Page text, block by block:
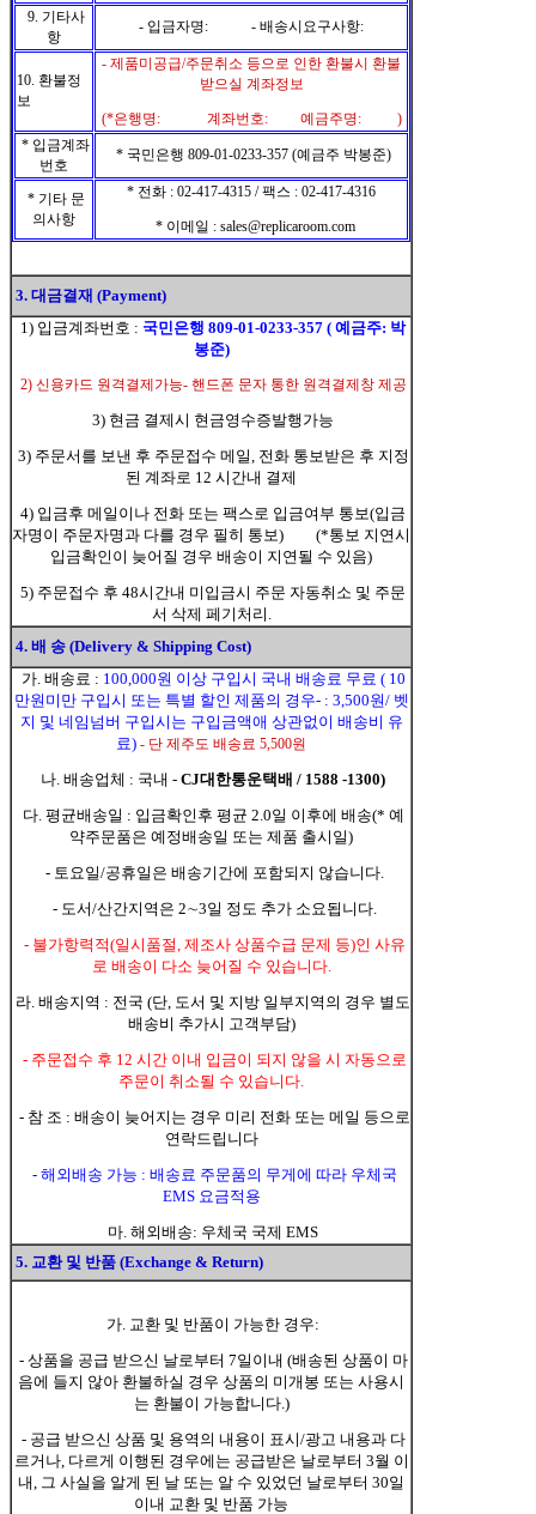
9. 기타사
항
- 입금자명: - 배송시요구사항:
10. 환불정
보
- 제품미공급/주문취소 등으로 인한 환불시 환불
받으실 계좌정보
(*은행명: 계좌번호: 예금주명: )
* 입금계좌
번호
* 국민은행 809-01-0233-357 (예금주 박봉준)
* 기타 문
의사항
* 전화 : 02-417-4315 / 팩스 : 02-417-4316
* 이메일 : sales@replicaroom.com
3. 대금결재 (Payment)
1) 입금계좌번호 : 국민은행 809-01-0233-357 ( 예금주: 박
봉준)
2) 신용카드 원격결제가능- 핸드폰 문자 통한 원격결제창 제공
3) 현금 결제시 현금영수증발행가능
3) 주문서를 보낸 후 주문접수 메일, 전화 통보받은 후 지정
된 계좌로 12 시간내 결제
4) 입금후 메일이나 전화 또는 팩스로 입금여부 통보(입금
자명이 주문자명과 다를 경우 필히 통보) (*통보 지연시
입금확인이 늦어질 경우 배송이 지연될 수 있음)
5) 주문접수 후 48시간내 미입금시 주문 자동취소 및 주문
서 삭제 페기처리.
4. 배 송 (Delivery & Shipping Cost)
가. 배송료 : 100,000원 이상 구입시 국내 배송료 무료 ( 10
만원미만 구입시 또는 특별 할인 제품의 경우- : 3,500원/ 벳
지 및 네임넘버 구입시는 구입금액애 상관없이 배송비 유
료) - 단 제주도 배송료 5,500원
나. 배송업체 : 국내 - CJ대한통운택배 / 1588 -1300)
다. 평균배송일 : 입금확인후 평균 2.0일 이후에 배송(* 예
약주문품은 예정배송일 또는 제품 출시일)
- 토요일/공휴일은 배송기간에 포함되지 않습니다.
- 도서/산간지역은 2∼3일 정도 추가 소요됩니다.
- 불가항력적(일시품절, 제조사 상품수급 문제 등)인 사유
로 배송이 다소 늦어질 수 있습니다.
라. 배송지역 : 전국 (단, 도서 및 지방 일부지역의 경우 별도
배송비 추가시 고객부담)
- 주문접수 후 12 시간 이내 입금이 되지 않을 시 자동으로
주문이 취소될 수 있습니다.
- 참 조 : 배송이 늦어지는 경우 미리 전화 또는 메일 등으로
연락드립니다
- 해외배송 가능 : 배송료 주문품의 무게에 따라 우체국
EMS 요금적용
마. 해외배송: 우체국 국제 EMS
5. 교환 및 반품 (Exchange & Return)
가. 교환 및 반품이 가능한 경우:
- 상품을 공급 받으신 날로부터 7일이내 (배송된 상품이 마
음에 들지 않아 환불하실 경우 상품의 미개봉 또는 사용시
는 환불이 가능합니다.)
- 공급 받으신 상품 및 용역의 내용이 표시/광고 내용과 다
르거나, 다르게 이행된 경우에는 공급받은 날로부터 3월 이
내, 그 사실을 알게 된 날 또는 알 수 있었던 날로부터 30일
이내 교환 및 반품 가능